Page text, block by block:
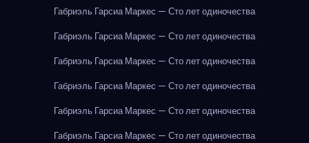
Габриэль Гарсиа Маркес — Сто лет одиночества
Габриэль Гарсиа Маркес — Сто лет одиночества
Габриэль Гарсиа Маркес — Сто лет одиночества
Габриэль Гарсиа Маркес — Сто лет одиночества
Габриэль Гарсиа Маркес — Сто лет одиночества
Габриэль Гарсиа Маркес — Сто лет одиночества